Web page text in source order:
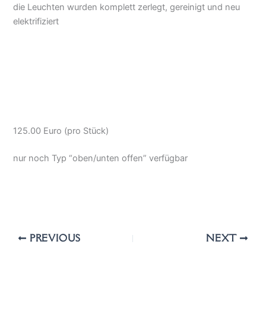
die Leuchten wurden komplett zerlegt, gereinigt und neu
elektrifiziert
125.00 Euro (pro Stück)
nur noch Typ “oben/unten offen” verfügbar
PREVIOUS NEXT